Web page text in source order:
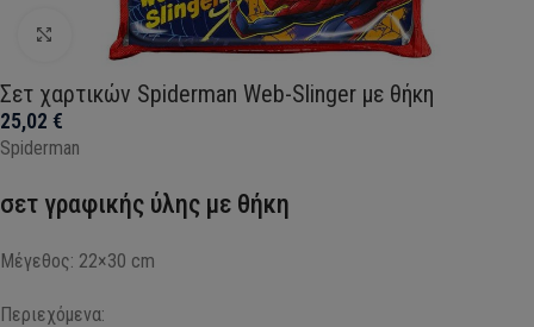
Click to enlarge
Σετ χαρτικών Spiderman Web-Slinger με θήκη
25,02 €
Spiderman
σετ γραφικής ύλης με θήκη
Μέγεθος: 22×30 cm
Περιεχόμενα: